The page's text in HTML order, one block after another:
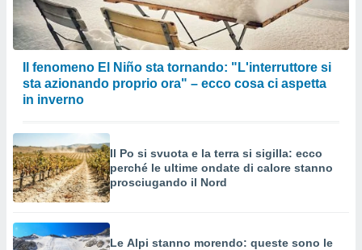
Il fenomeno El Niño sta tornando: "L'interruttore si
sta azionando proprio ora" – ecco cosa ci aspetta
in inverno
Il Po si svuota e la terra si sigilla: ecco
perché le ultime ondate di calore stanno
prosciugando il Nord
Le Alpi stanno morendo: queste sono le